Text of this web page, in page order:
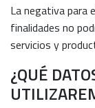
La negativa para
finalidades no
servicios y
¿QUÉ